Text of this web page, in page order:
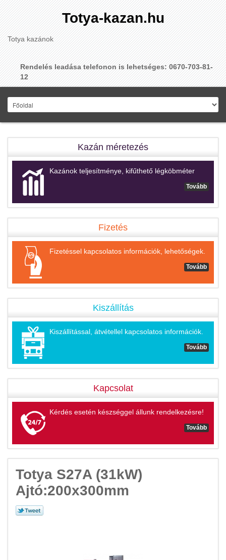
Totya-kazan.hu
Totya kazánok
Rendelés leadása telefonon is lehetséges: 0670-703-81-
12
Kazán méretezés
Kazánok teljesítménye, kifűthető légköbméter
Tovább
Fizetés
Fizetéssel kapcsolatos információk, lehetőségek.
Tovább
Kiszállítás
Kiszállítással, átvétellel kapcsolatos információk.
Tovább
Kapcsolat
Kérdés esetén készséggel állunk rendelkezésre!
Tovább
Totya S27A (31kW)
Ajtó:200x300mm